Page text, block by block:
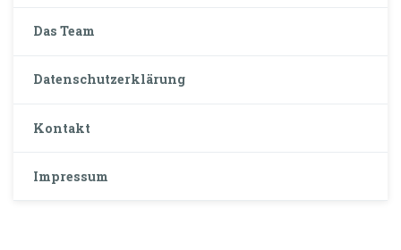
Das Team
Datenschutzerklärung
Kontakt
Impressum